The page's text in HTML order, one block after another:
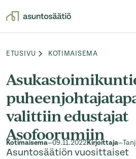
Browse:
ETUSIVU KOTIMAISEMA
valittiin edustajat
Asofoorumiin
Kotimaisema—09.11.2022Kirjoittaja—
Asuntosäätiön vuosittaiset